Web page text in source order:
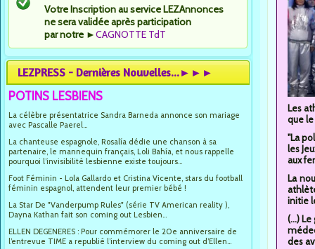
Votre Inscription au service LEZAnnonces
ne sera validée après participation
par notre ►CAGNOTTE TdT
LEZPRESS - Dernières Nouvelles...►►►
POTINS LESBIENS
La célèbre présentatrice Sandra Barneda annonce son mariage
avec Pascalle Paerel...
La chanteuse espagnole, Rosalía dédie une chanson à sa
partenaire, le mannequin français, Loli Bahía, et nous rappelle
pourquoi l’invisibilité lesbienne existe toujours...
Foot Féminin - Lola Gallardo et Cristina Vicente, stars du football
féminin espagnol, attendent leur premier bébé !
La Star De "Vanderpump Rules" (série TV American reality ),
Dayna Kathan fait son coming out Lesbien...
ELLEN DEGENERES : Pour commémorer le 20e anniversaire de
l’entrevue TIME a republié l’interview du coming out d’Ellen...
Les
que
"La
les
aux
La
initie
(...)
des